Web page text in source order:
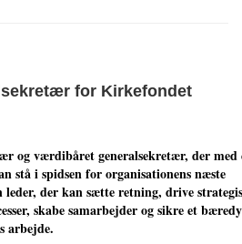
for Kirkefondet
og værdibåret generalsekretær, der med
stå i spidsen for organisationens næste
leder, der kan sætte retning, drive
skabe samarbejder og sikre et
arbejde.